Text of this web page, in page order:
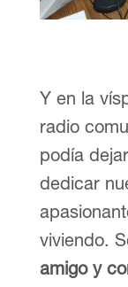
Y en la
radio
podía
dedicar
viviendo.
amigo y